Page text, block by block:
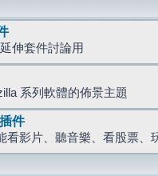
伸套件討論用
系列軟體的佈景主題
件
看影片、聽音樂、看股票、